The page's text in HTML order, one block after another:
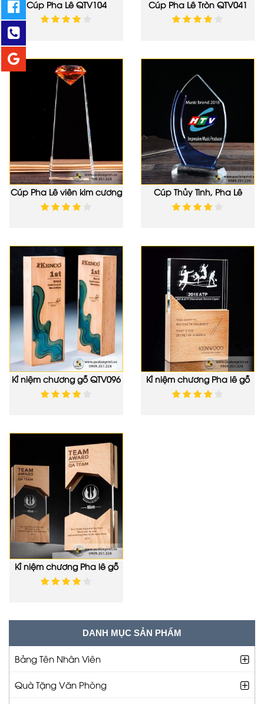
Cúp Pha Lê QTV104 Cúp Pha Lê Tròn QTV041
Cúp Pha Lê viên kim cương
QTV047
Cúp Thủy Tinh, Pha Lê
QTC010
Kỉ niệm chương gỗ QTV096
Kỉ niệm chương Pha lê gỗ
QTV095
Kỉ niệm chương Pha lê gỗ
QTV097
DANH MỤC SẢN PHẨM
Bảng Tên Nhân Viên
Quà Tặng Văn Phòng